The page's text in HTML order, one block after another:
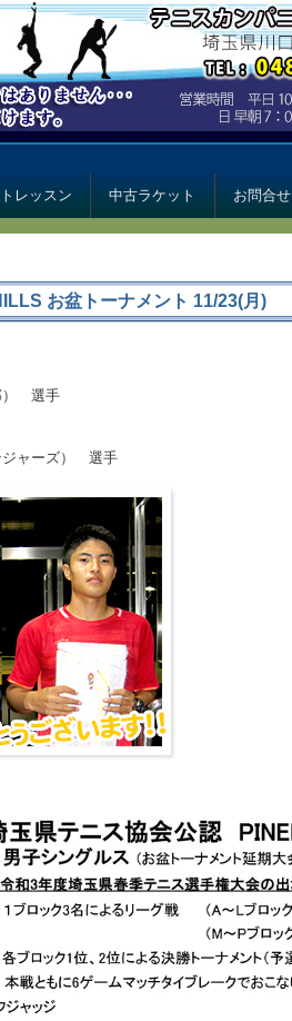
ルズ
レッスン 中古ラケット お問合せ
お盆トーナメント 11/23(月)
選手
ャーズ） 選手